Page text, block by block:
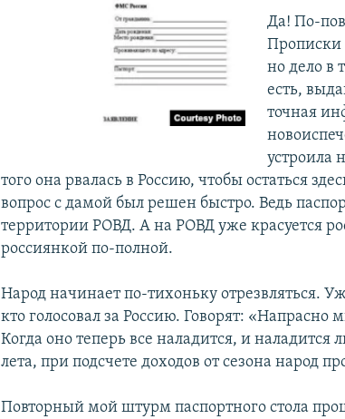
Да! По-
Прописки
но дело в
есть,
точная
устроила
того она рвалась в Россию, чтобы остаться
вопрос с дамой был решен быстро. Ведь
территории РОВД. А на РОВД уже красуется
россиянкой по-полной.
Народ начинает по-тихоньку отрезвляться.
кто голосовал за Россию. Говорят: «Напрасно
Когда оно теперь все наладится, и наладится
лета, при подсчете доходов от сезона народ
Повторный мой штурм паспортного стола